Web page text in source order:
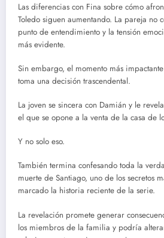
Las diferencias con Fina sobre cómo
Toledo siguen aumentando. La pareja no
punto de entendimiento y la tensión
más evidente.
Sin embargo, el momento más
toma una decisión trascendental.
La joven se sincera con Damián y le
el que se opone a la venta de la casa de
Y no solo eso.
También termina confesando toda la
muerte de Santiago, uno de los secretos
marcado la historia reciente de la serie.
La revelación promete generar
los miembros de la familia y podría